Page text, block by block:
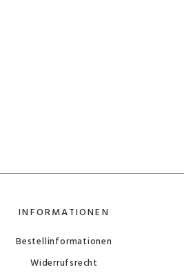
INFORMATIONEN
Bestellinformationen
Widerrufsrecht